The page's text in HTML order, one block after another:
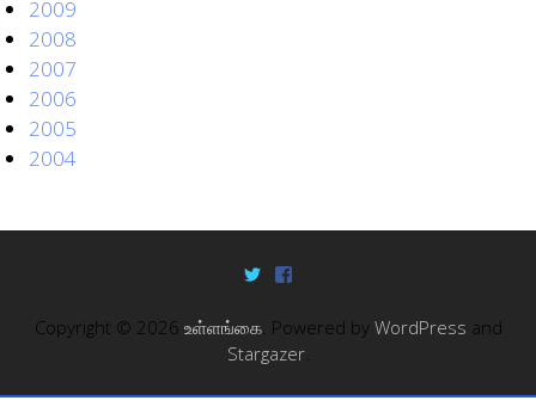
2009
2008
2007
2006
2005
2004
Copyright © 2026 உள்ளங்கை. Powered by WordPress and
Stargazer.